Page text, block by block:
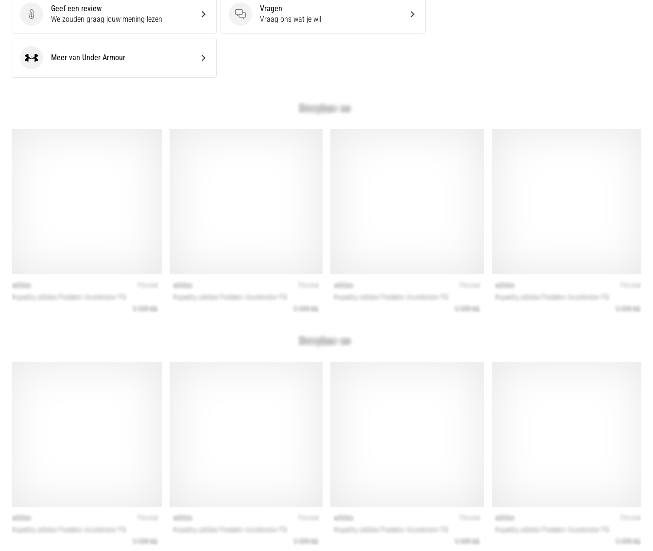
Geef een review
Geef een review
We zouden graag jouw mening lezen
Vragen
Vragen
Vraag ons wat je wil
Under ArmourMeer van Under Armour